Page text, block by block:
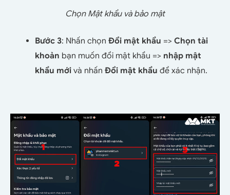
Chọn Mật khẩu và bảo mật
Bước 3: Nhấn chọn Đổi mật khẩu => Chọn tài
khoản bạn muốn đổi mật khẩu => nhập mật
khẩu mới và nhấn Đổi mật khẩu để xác nhận.